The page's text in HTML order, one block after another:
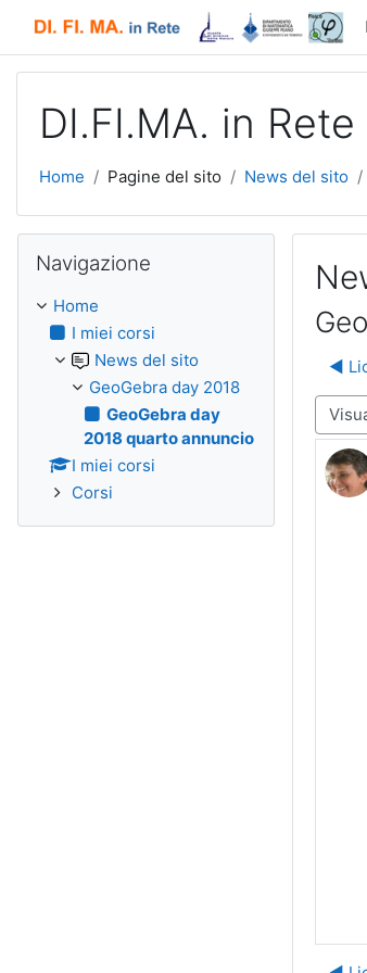
DI.FI.MA. in Rete
Home Pagine del sito News del sito
◀︎
Modalità
Navigazione
Home
I miei corsi
News del sito
GeoGebra day 2018
GeoGebra day
2018 quarto annuncio
I miei corsi
Corsi